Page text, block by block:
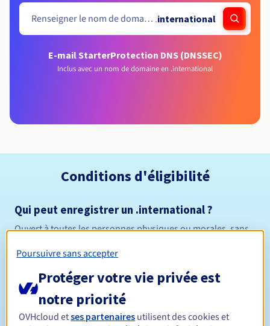
.international
E-mail StarterProtection DNS (DNSSEC)
Inclus avec un nom de domaine en .international
Conditions d'éligibilité
Qui peut enregistrer un .international ?
Ouvert à toutes les personnes physiques ou morales, sans
Durée de réservation
Poursuivre sans accepter
Protéger votre vie privée est
notre priorité
OVHcloud etses partenaires utilisent des cookies et